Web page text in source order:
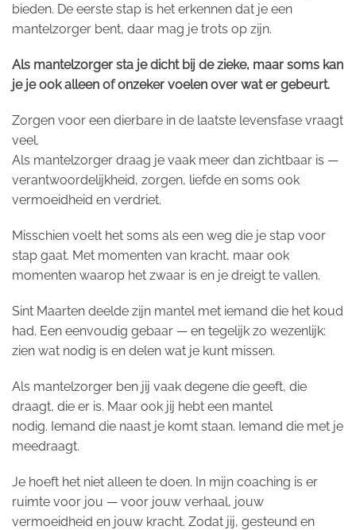
bieden. De eerste stap is het erkennen dat je een
mantelzorger bent, daar mag je trots op zijn.
Als mantelzorger sta je dicht bij de zieke, maar soms kan
je je ook alleen of onzeker voelen over wat er gebeurt.
Zorgen voor een dierbare in de laatste levensfase vraagt
veel.
Als mantelzorger draag je vaak meer dan zichtbaar is —
verantwoordelijkheid, zorgen, liefde en soms ook
vermoeidheid en verdriet.
Misschien voelt het soms als een weg die je stap voor
stap gaat. Met momenten van kracht, maar ook
momenten waarop het zwaar is en je dreigt te vallen.
Sint Maarten deelde zijn mantel met iemand die het koud
had. Een eenvoudig gebaar — en tegelijk zo wezenlijk:
zien wat nodig is en delen wat je kunt missen.
Als mantelzorger ben jij vaak degene die geeft, die
draagt, die er is. Maar ook jij hebt een mantel
nodig. Iemand die naast je komt staan. Iemand die met je
meedraagt.
Je hoeft het niet alleen te doen. In mijn coaching is er
ruimte voor jou — voor jouw verhaal, jouw
vermoeidheid en jouw kracht. Zodat jij, gesteund en